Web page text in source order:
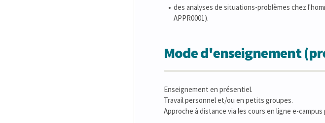
des analyses de situations-problèmes chez
APPR0001).
Mode d'enseignement
Enseignement en présentiel.
Travail personnel et/ou en petits groupes.
Approche à distance via les cours en ligne e-